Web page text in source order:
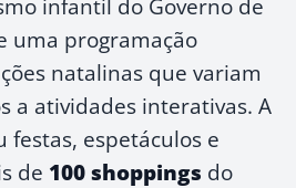
uma programação
natalinas que variam
a atividades interativas. A
espetáculos e
de 100 shoppings do